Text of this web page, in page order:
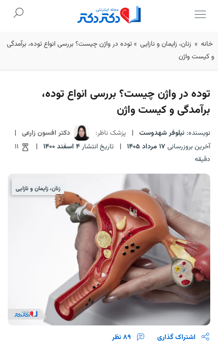
Skip
خانه » زنان، زایمان و نازایی »توده در واژن چیست؟ بررسی انواع توده، برآمدگی
و کیست واژن
توده در واژن چیست؟ بررسی انواع توده،
برآمدگی و کیست واژن
نویسنده: نیلوفر شهدوست | پزشک ناظر: دکتر افسون زارعی |
آخرین بروزرسانی 17 مرداد 1405 | تاریخ انتشار4 اسفند 1400 |
11
دقیقه
زنان، زایمان و نازایی
اشتراک گذاری 89نظر